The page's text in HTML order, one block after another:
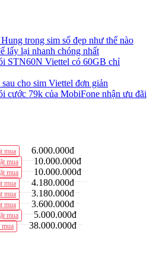
trong sim số đẹp như thế nào
lấy lại nhanh chóng nhất
STN60N Viettel có 60GB chỉ
cho sim Viettel đơn giản
cước 79k của MobiFone nhận ưu đãi
mua
6.000.000đ
mua
10.000.000đ
mua
10.000.000đ
mua
4.180.000đ
mua
3.180.000đ
mua
3.600.000đ
mua
5.000.000đ
38.000.000đ